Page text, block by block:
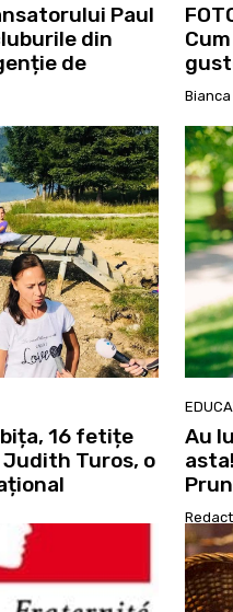
Paul
din
de
Bianca
16 fetițe
Turos, o
Au